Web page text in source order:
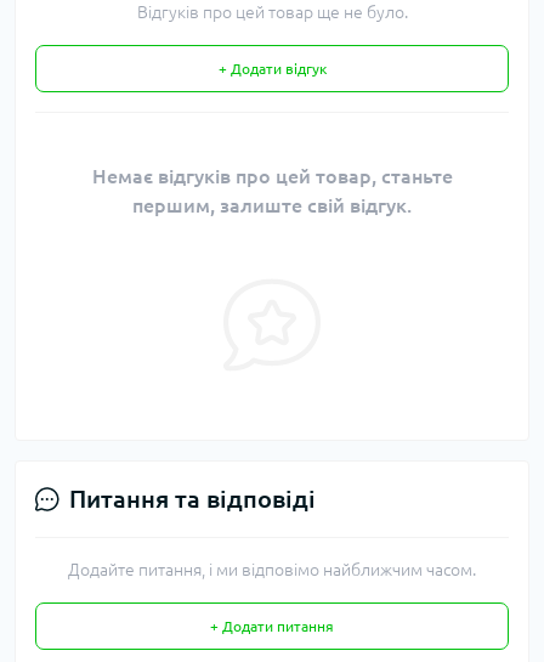
Відгуків про цей товар ще не було.
+ Додати відгук
Немає відгуків про цей товар, станьте
першим, залиште свій відгук.
Питання та відповіді
Додайте питання, і ми відповімо найближчим часом.
+ Додати питання